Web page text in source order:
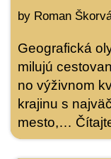
by Roman
Geografická
milujú
no výživnom
krajinu s
mesto,…